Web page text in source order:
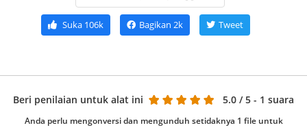
Suka106k Bagikan 2k Tweet
Beri penilaian untuk alat ini 5.0 / 5 - 1 suara
Anda perlu mengonversi dan mengunduh setidaknya 1 file untuk